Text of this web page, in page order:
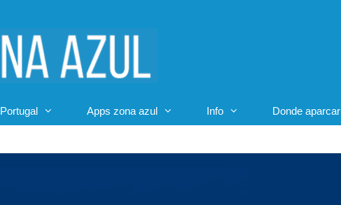
Portugal Apps zona azul Info Donde aparcar